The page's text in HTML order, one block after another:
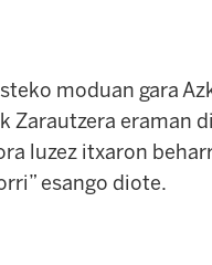
moduan gara
Zarautzera eraman
luzez itxaron
esango diote.